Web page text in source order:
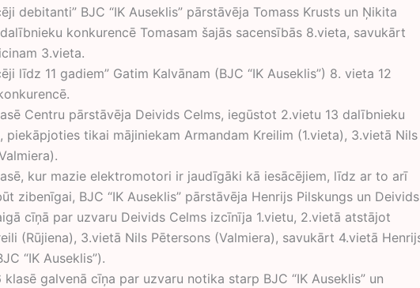
debitanti” BJC “IK Auseklis” pārstāvēja Tomass Krusts un Ņikita
konkurencē Tomasam šajās sacensībās 8.vieta, savukārt
3.vieta.
līdz 11 gadiem” Gatim Kalvānam (BJC “IK Auseklis”) 8. vieta 12
Centru pārstāvēja Deivids Celms, iegūstot 2.vietu 13 dalībnieku
piekāpjoties tikai mājiniekam Armandam Kreilim (1.vieta), 3.vietā Nils
kur mazie elektromotori ir jaudīgāki kā iesācējiem, līdz ar to arī
zibenīgai, BJC “IK Auseklis” pārstāvēja Henrijs Pilskungs un Deivids
cīņā par uzvaru Deivids Celms izcīnīja 1.vietu, 2.vietā atstājot
(Rūjiena), 3.vietā Nils Pētersons (Valmiera), savukārt 4.vietā
“IK Auseklis”).
klasē galvenā cīņa par uzvaru notika starp BJC “IK Auseklis” un